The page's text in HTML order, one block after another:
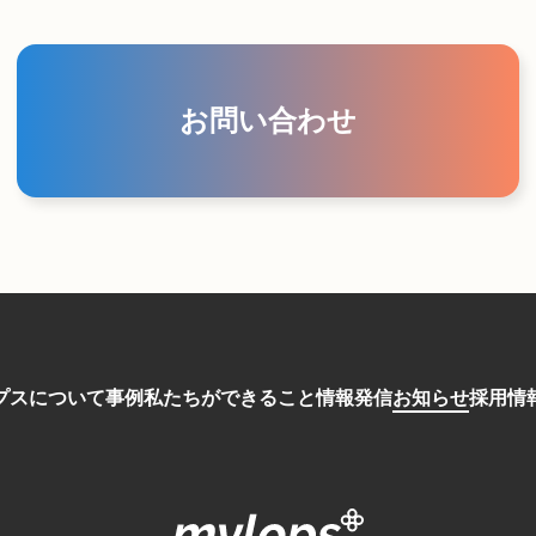
お問い合わせ
スについて事例私たちができること情報発信お知らせ採用情